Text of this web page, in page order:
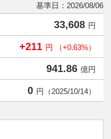
基準日：2026/08/06
33,608 円
+211 円 （+0.63%）
941.86 億円
0 円（2025/10/14）